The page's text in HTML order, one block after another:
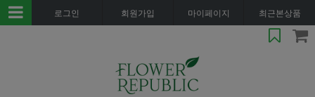
로그인 회원가입 마이페이지 최근본상품